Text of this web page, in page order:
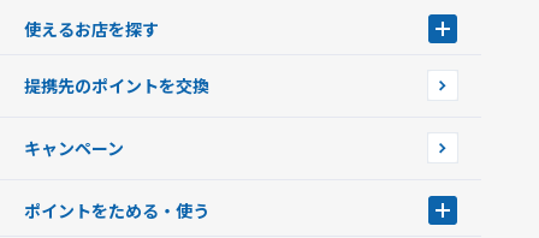
WAONを申込む
インターネット上でのお買い物について（ネット決済）
使えるお店を探す
店舗検索
イオン銀行ATM設置場所
提携先のポイントを交換
キャンペーン
ポイントをためる・使う